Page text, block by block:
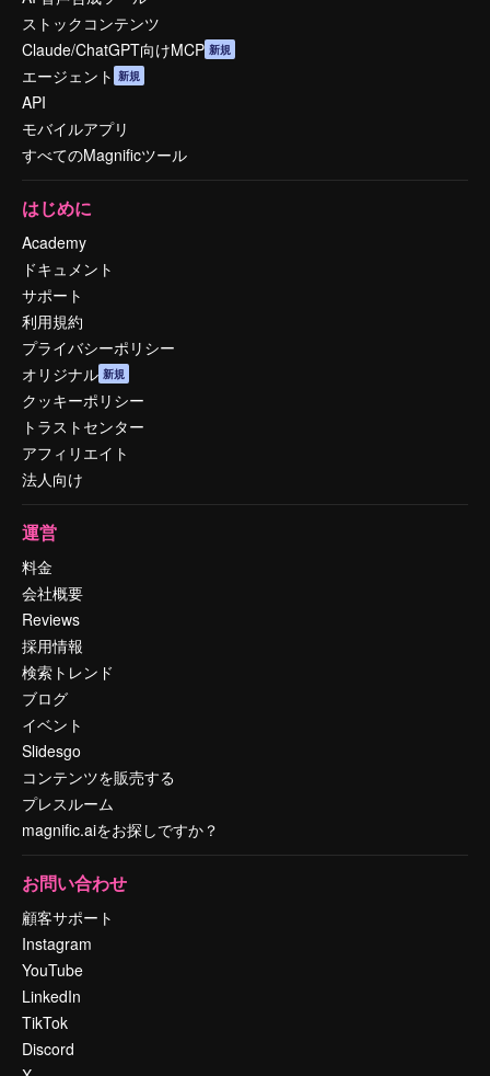
ストックコンテンツ
Claude/ChatGPT向けMCP 新規
エージェント 新規
API
モバイルアプリ
すべてのMagnificツール
はじめに
Academy
ドキュメント
サポート
利用規約
プライバシーポリシー
オリジナル 新規
クッキーポリシー
トラストセンター
アフィリエイト
法人向け
運営
料金
会社概要
Reviews
採用情報
検索トレンド
ブログ
イベント
Slidesgo
コンテンツを販売する
プレスルーム
magnific.aiをお探しですか？
お問い合わせ
顧客サポート
Instagram
YouTube
LinkedIn
TikTok
Discord